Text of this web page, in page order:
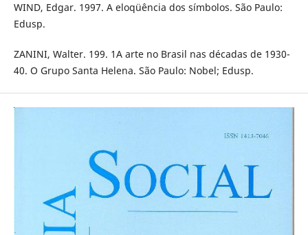
WIND, Edgar. 1997. A eloqüência dos símbolos. São Paulo:
Edusp.
ZANINI, Walter. 199. 1A arte no Brasil nas décadas de 1930-
40. O Grupo Santa Helena. São Paulo: Nobel; Edusp.